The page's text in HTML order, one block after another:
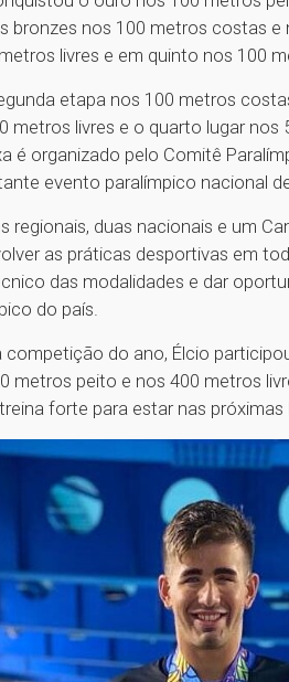
bronzes nos 100 metros costas
livres e em quinto nos 100
etapa nos 100 metros
metros livres e o quarto lugar nos
é organizado pelo Comitê
evento paralímpico nacional
duas nacionais e um
as práticas desportivas em
das modalidades e dar
do país.
competição do ano, Élcio
metros peito e nos 400 metros
forte para estar nas próximas